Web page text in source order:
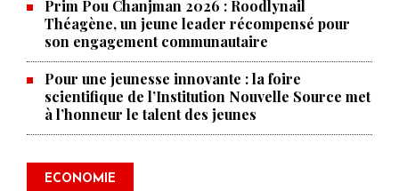
Prim Pou Chanjman 2026 : Roodlynail
Théagène, un jeune leader récompensé pour
son engagement communautaire
Pour une jeunesse innovante : la foire
scientifique de l’Institution Nouvelle Source met
à l’honneur le talent des jeunes
ECONOMIE
Produire le savoir pour
2ᵉ édition de ses Journées